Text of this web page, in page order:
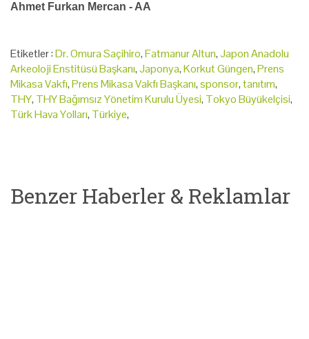
Ahmet Furkan Mercan - AA
Etiketler :Dr. Omura Saçihiro,Fatmanur Altun,Japon Anadolu
Arkeoloji Enstitüsü Başkanı,Japonya,Korkut Güngen,Prens
Mikasa Vakfı,Prens Mikasa Vakfı Başkanı,sponsor,tanıtım,
THY, THY Bağımsız Yönetim Kurulu Üyesi, Tokyo Büyükelçisi,
Türk Hava Yolları, Türkiye,
Benzer Haberler & Reklamlar